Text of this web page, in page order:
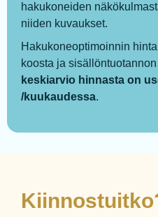
hakukoneiden
niiden kuvaukset.
Hakukoneoptimoinnin
koosta ja
keskiarvio hinnasta on
/kuukaudessa.